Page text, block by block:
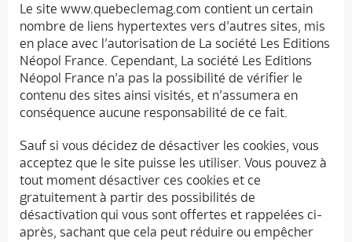
Le site www.quebeclemag.com contient un certain
nombre de liens hypertextes vers d’autres sites, mis
en place avec l’autorisation de La société Les Editions
Néopol France. Cependant, La société Les Editions
Néopol France n’a pas la possibilité de vérifier le
contenu des sites ainsi visités, et n’assumera en
conséquence aucune responsabilité de ce fait.
Sauf si vous décidez de désactiver les cookies, vous
acceptez que le site puisse les utiliser. Vous pouvez à
tout moment désactiver ces cookies et ce
gratuitement à partir des possibilités de
désactivation qui vous sont offertes et rappelées ci-
après, sachant que cela peut réduire ou empêcher